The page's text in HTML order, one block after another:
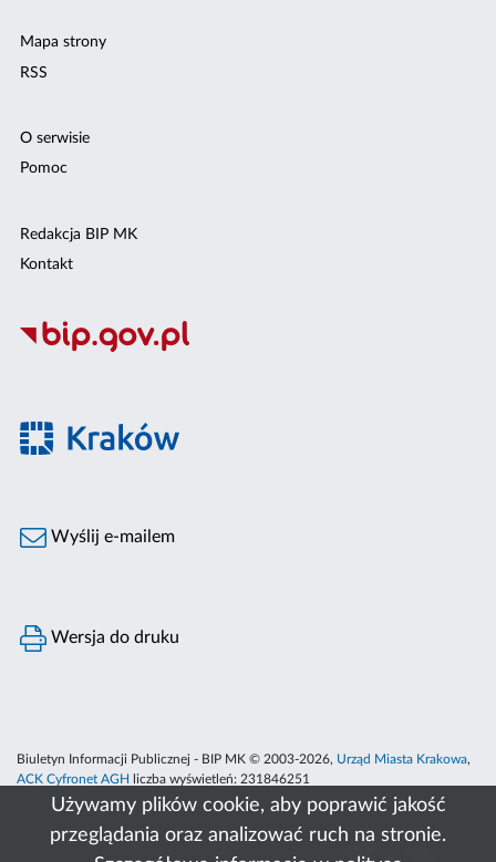
Używamy plików cookie, aby poprawić jakość
przeglądania oraz analizować ruch na stronie.
Mapa strony
RSS
O serwisie
Pomoc
Redakcja BIP MK
Kontakt
Wyślij e-mailem
Wersja do druku
Biuletyn Informacji Publicznej - BIP MK © 2003-2026, Urząd Miasta Krakowa,
ACK Cyfronet AGH
liczba wyświetleń: 231846251